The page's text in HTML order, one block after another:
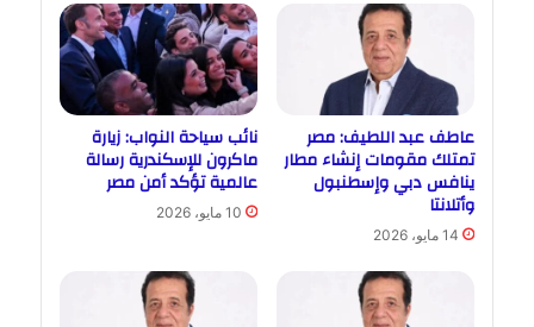
عاطف عبد اللطيف: مصر
تمتلك مقومات إنشاء مطار
ينافس دبي وإسطنبول
وأتلانتا
14 مايو، 2026
نائب سياحة النواب: زيارة
ماكرون للإسكندرية رسالة
عالمية تؤكد أمن مصر
10 مايو، 2026